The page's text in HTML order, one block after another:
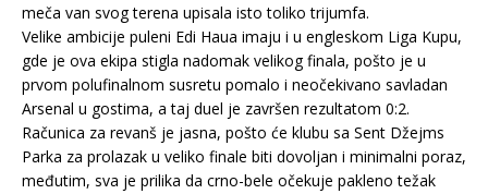
meča van svog terena upisala isto toliko trijumfa.
Velike ambicije puleni Edi Haua imaju i u engleskom Liga Kupu,
gde je ova ekipa stigla nadomak velikog finala, pošto je u
prvom polufinalnom susretu pomalo i neočekivano savladan
Arsenal u gostima, a taj duel je završen rezultatom 0:2.
Računica za revanš je jasna, pošto će klubu sa Sent Džejms
Parka za prolazak u veliko finale biti dovoljan i minimalni poraz,
međutim, sva je prilika da crno-bele očekuje pakleno težak